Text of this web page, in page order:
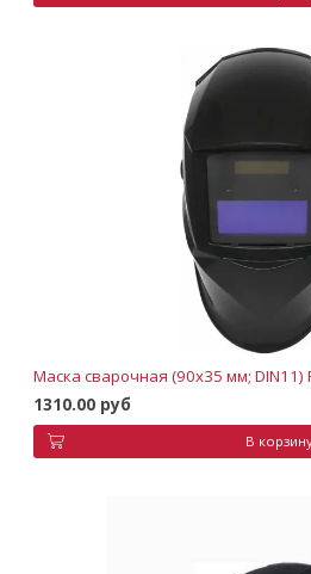
Маска сварочная (90х35 мм; DIN11)
1310.00 руб
В